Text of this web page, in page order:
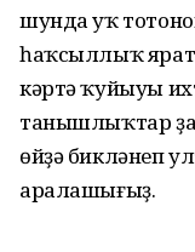
шунда уҡ
һаҡсыллыҡ
кәртә ҡуйыуы
танышлыҡтар
өйҙә бикләнеп
аралашығыҙ.